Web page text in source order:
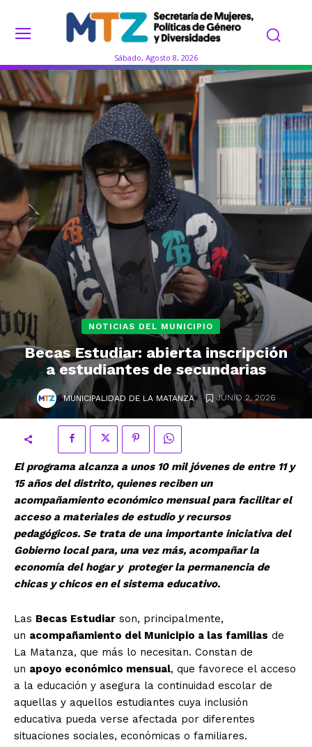
Sábado, Agosto 8, 2026
NOTICIAS DEL MUNICIPIO
Becas Estudiar: abierta inscripción
a estudiantes de secundarias
MUNICIPALIDAD DE LA MATANZA . JUNIO 2, 2026
El programa alcanza a unos 10 mil jóvenes de entre 11 y
15 años del distrito, quienes reciben un
acompañamiento económico mensual para facilitar el
acceso a materiales de estudio y recursos
pedagógicos. Se trata de una importante iniciativa del
Gobierno local para, una vez más, acompañar la
economía del hogar y proteger la permanencia de
chicas y chicos en el sistema educativo.
Las Becas Estudiar son, principalmente,
un acompañamiento del Municipio a las familias de
La Matanza, que más lo necesitan. Constan de
un apoyo económico mensual, que favorece el acceso
a la educación y asegura la continuidad escolar de
aquellas y aquellos estudiantes cuya inclusión
educativa pueda verse afectada por diferentes
situaciones sociales, económicas o familiares.